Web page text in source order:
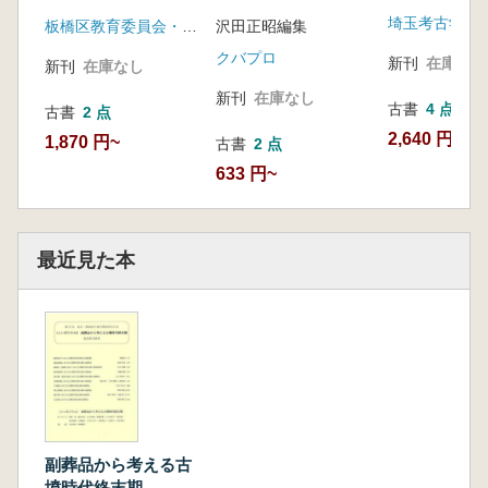
新刊 在庫なし
古書 2 点
1,870 円~
沢田正昭編集
クバプロ
新刊 在庫なし
古書 2 点
633 円~
器群にみる
埼玉考古学会
新刊 在庫なし
古書 4 点
2,640 円~
最近見た本
副葬品から考える古